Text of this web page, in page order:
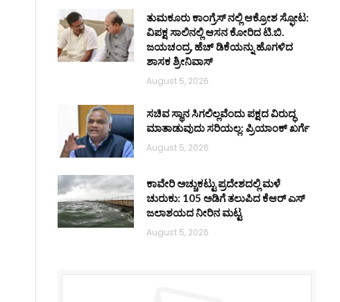
ತುಮಕೂರು ಕಾಂಗ್ರೆಸ್ ನಲ್ಲಿ ಆಕ್ರೋಶ ಸ್ಫೋಟ:
ವಿಪಕ್ಷ ಸಾಲಿನಲ್ಲಿ ಆಸನ ಕೋರಿದ ಟಿ.ಬಿ.
ಜಯಚಂದ್ರ, ಹೆಚ್ ಡಿಕೆಯನ್ನು ಹೊಗಳಿದ
ಶಾಸಕ ಶ್ರೀನಿವಾಸ್
August 5, 2026
ಸಚಿವ ಸ್ಥಾನ ಸಿಗಲಿಲ್ಲವೆಂದು ಪಕ್ಷದ ವಿರುದ್ಧ
ಮಾತಾಡುವುದು ಸರಿಯಲ್ಲ: ಪ್ರಿಯಾಂಕ್ ಖರ್ಗೆ
August 5, 2026
ಕಾವೇರಿ ಅಚ್ಚುಕಟ್ಟು ಪ್ರದೇಶದಲ್ಲಿ ಮಳೆ
ಚುರುಕು: 105 ಅಡಿಗೆ ತಲುಪಿದ ಕೆಆರ್ ಎಸ್
ಜಲಾಶಯದ ನೀರಿನ ಮಟ್ಟ
August 5, 2026